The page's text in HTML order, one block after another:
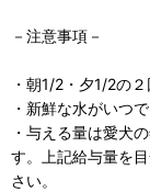
－注意事項－
・朝1/2・夕1/2の
・新鮮な水がいつ
・与える量は愛犬
す。上記給与量を
さい。